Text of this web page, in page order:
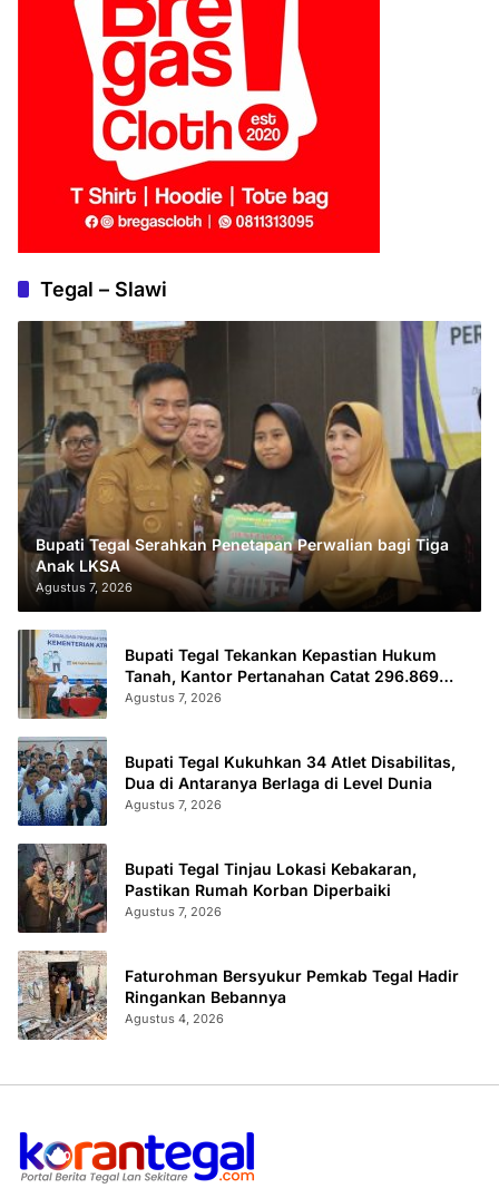
Tegal – Slawi
Bupati Tegal Serahkan Penetapan Perwalian bagi Tiga
Anak LKSA
Agustus 7, 2026
Bupati Tegal Tekankan Kepastian Hukum
Tanah, Kantor Pertanahan Catat 296.869
Sertifikat Terbit
Agustus 7, 2026
Bupati Tegal Kukuhkan 34 Atlet Disabilitas,
Dua di Antaranya Berlaga di Level Dunia
Agustus 7, 2026
Bupati Tegal Tinjau Lokasi Kebakaran,
Pastikan Rumah Korban Diperbaiki
Agustus 7, 2026
Faturohman Bersyukur Pemkab Tegal Hadir
Ringankan Bebannya
Agustus 4, 2026